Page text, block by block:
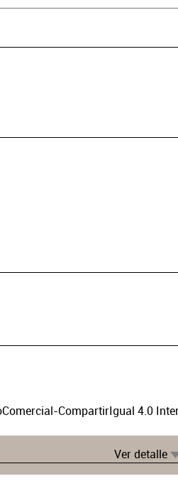
CompartirIgual 4.0
Ver detalle